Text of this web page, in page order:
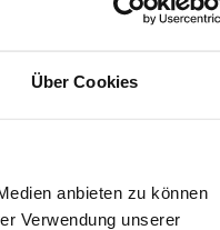
Über Cookies
anbieten zu können
Verwendung unserer